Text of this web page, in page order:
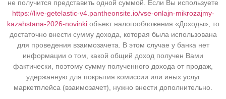
не получится представить одной суммой. Если Вы используете
https://live-getelastic-v4.pantheonsite.io/vse-onlajn-mikrozajmy-
kazahstana-2026-novinkiобъект налогообложения «Доходы», то
достаточно внести сумму дохода, которая была использована
для проведения взаимозачета. В этом случае у банка нет
информации о том, какой общий доход получен Вами
фактически, поэтому сумму полученного дохода от продаж,
удержанную для покрытия комиссии или иных услуг
маркетплейса (взаимозачет), нужно внести дополнительно.